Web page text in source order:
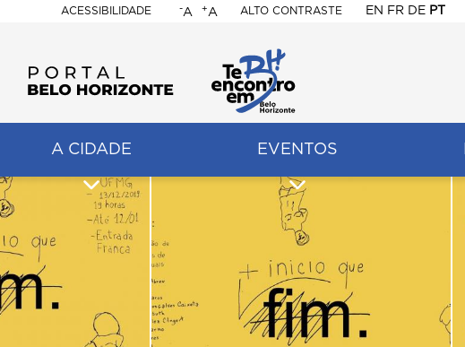
ACESSIBILIDADE
BELO
HORIZONTE
-A +A ALTO CONTRASTE EN FR DE PT
A CIDADE EVENTOS